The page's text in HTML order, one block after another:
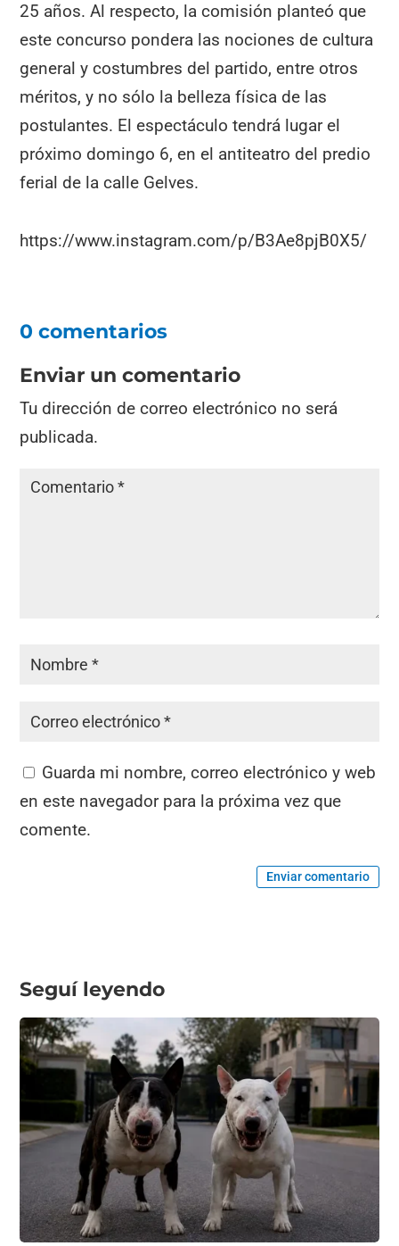
25 años. Al respecto, la comisión planteó que
este concurso pondera las nociones de cultura
general y costumbres del partido, entre otros
méritos, y no sólo la belleza física de las
postulantes. El espectáculo tendrá lugar el
próximo domingo 6, en el antiteatro del predio
ferial de la calle Gelves.
https://www.instagram.com/p/B3Ae8pjB0X5/
0 comentarios
Enviar un comentario
Tu dirección de correo electrónico no será
publicada.
Guarda mi nombre, correo electrónico y web
en este navegador para la próxima vez que
comente.
Enviar comentario
Seguí leyendo